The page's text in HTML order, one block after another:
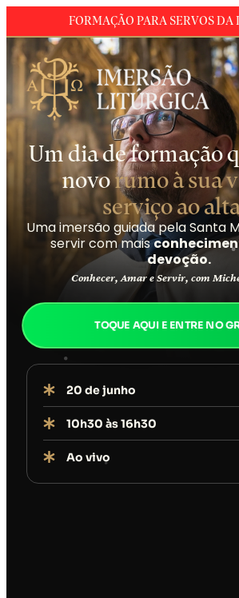
FORMAÇÃO PARA SERVOS DA
Um dia de formação
novorumo à sua
serviço ao
Uma imersão guiada pela Santa
servir com mais
devoção.
Conhecer, Amar e Servir, com
TOQUE AQUI E ENTRE NO
20 de junho
10h30 às 16h30
Ao vivo